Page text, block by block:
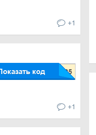
+1
код
+1